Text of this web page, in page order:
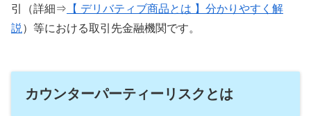
引（詳細⇒ 【 デリバティブ商品とは 】分かりやすく解
説 ）等における取引先金融機関です。
カウンターパーティーリスクとは